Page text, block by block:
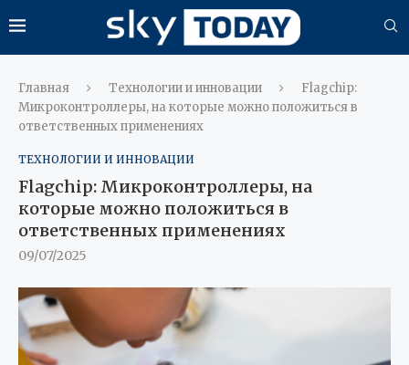
Главная Технологии и инновации
Flagchip:
Микроконтроллеры, на которые можно положиться в
ответственных применениях
ТЕХНОЛОГИИ И ИННОВАЦИИ
Flagchip: Микроконтроллеры, на
которые можно положиться в
ответственных применениях
09/07/2025